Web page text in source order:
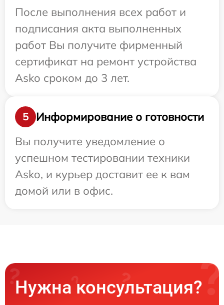
После выполнения всех работ и
подписания акта выполненных
работ Вы получите фирменный
сертификат на ремонт устройства
Asko сроком до 3 лет.
5
Информирование о готовности
Вы получите уведомление о
успешном тестировании техники
Asko, и курьер доставит ее к вам
домой или в офис.
Нужна консультация?